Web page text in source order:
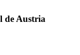
de Austria